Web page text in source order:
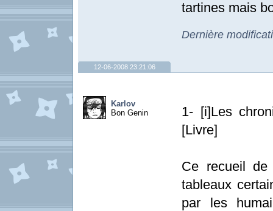
tartines mais
Dernière
12-06-2008 23:21:06
Karlov
Bon Genin
1- [i]Les
[Livre]
Ce recueil de
tableaux
par les